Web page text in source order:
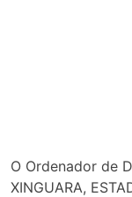
O Ordenador de
XINGUARA,